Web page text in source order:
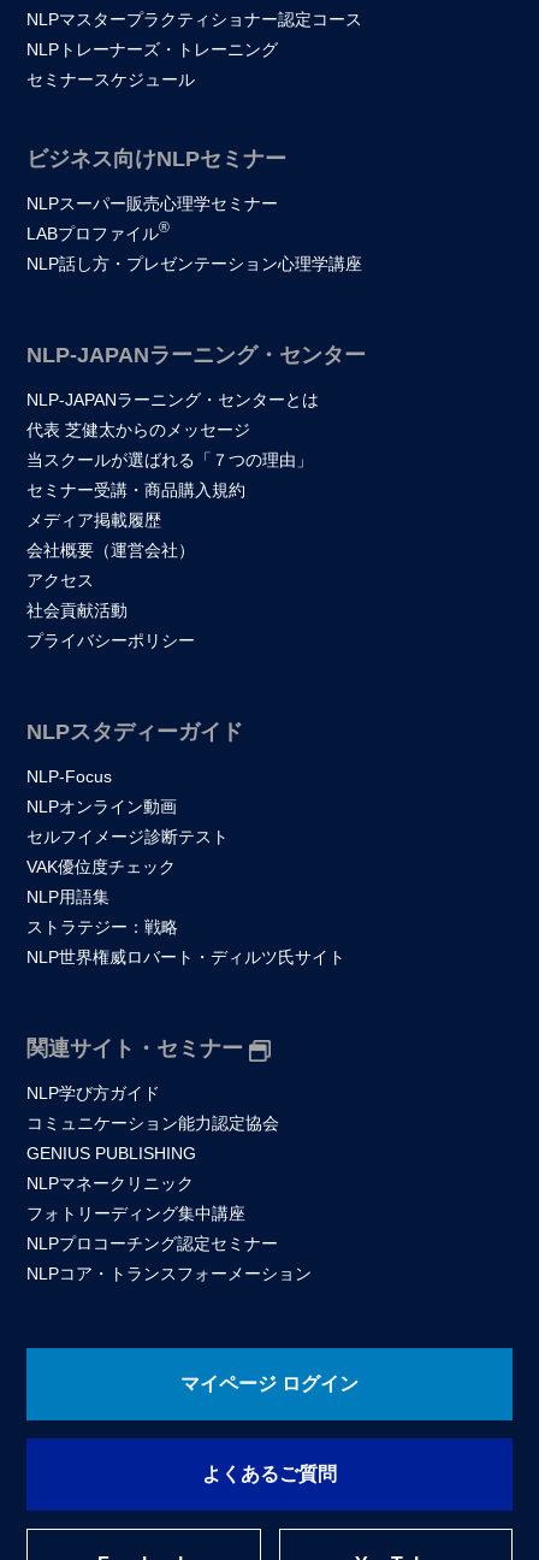
NLPマスタープラクティショナー認定コース
NLPトレーナーズ・トレーニング
セミナースケジュール
ビジネス向けNLPセミナー
NLPスーパー販売心理学セミナー
LABプロファイル®
NLP話し方・プレゼンテーション心理学講座
NLP-JAPANラーニング・センター
NLP-JAPANラーニング・センターとは
代表 芝健太からのメッセージ
当スクールが選ばれる「７つの理由」
セミナー受講・商品購入規約
メディア掲載履歴
会社概要（運営会社）
アクセス
社会貢献活動
プライバシーポリシー
NLPスタディーガイド
NLP-Focus
NLPオンライン動画
セルフイメージ診断テスト
VAK優位度チェック
NLP用語集
ストラテジー：戦略
NLP世界権威ロバート・ディルツ氏サイト
関連サイト・セミナー
NLP学び方ガイド
コミュニケーション能力認定協会
GENIUS PUBLISHING
NLPマネークリニック
フォトリーディング集中講座
NLPプロコーチング認定セミナー
NLPコア・トランスフォーメーション
マイページ ログイン
よくあるご質問